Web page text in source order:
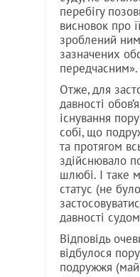
перебігу
висновок про
зроблений
зазначених
передчасним».
Отже, для
давності
існування
собі, що
та протягом
здійснювало
шлюбі. І таке
статус (не
давності
Відповідь
відбулося
подружжя